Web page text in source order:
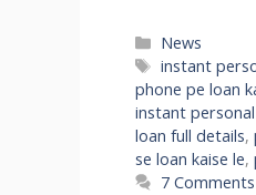
Categories
News
Tags
instant
phone pe loan
instant
loan full details,
se loan kaise le,
7 Comments